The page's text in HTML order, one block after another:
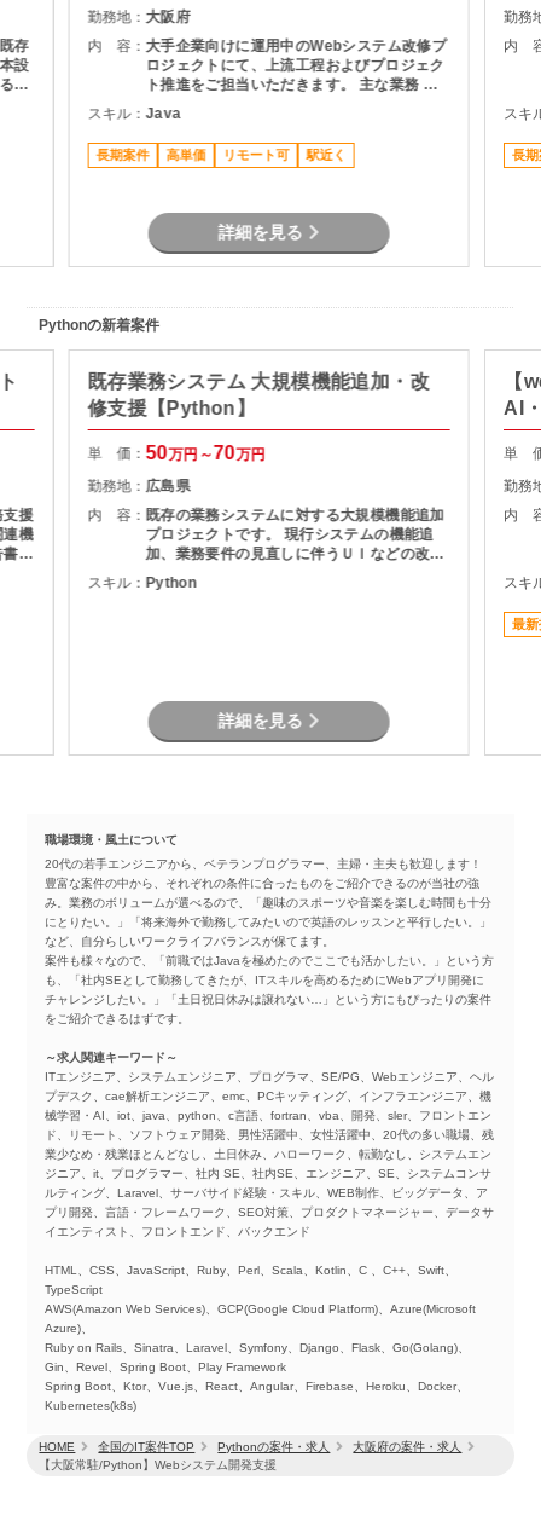
HOME 全国のIT案件TOP Pythonの案件・求人
大阪府の案件・求人
【大阪常駐/Python】Webシステム開発支援
存
設
予
勤務地： 大阪府
内 容： 大手企業向けに運用中のWebシステム改修プ
ロジェクトにて、上流工程およびプロジェク
ト推進をご担当いただきます。 主な業務 ・
利用部門との要件整理・ヒアリング ・現行シ
ステムの仕様調査・影響分析 ・基本設計書の
作成 ・開発工数の算出および提案資料作成
・スケジュール管理・課題管理 ・関係者との
スキル：Java
長期案件 高単価 リモート可 駅近く
詳細を見る
勤務
内
スキ
長期
Pythonの新着案件
支援
連機
作
既存業務システム 大規模機能追加・改
修支援【Python】
単 価：50万円～70万円
勤務地： 広島県
内 容： 既存の業務システムに対する大規模機能追加
プロジェクトです。 現行システムの機能追
加、業務要件の見直しに伴うＵＩなどの改修
を担当頂きます。
スキル： Python
詳細を見る
【
AI
単
勤務
内
スキ
最新
職場環境・風土について
20代の若手エンジニアから、ベテランプログラマー、主婦・主夫も歓迎します！
豊富な案件の中から、それぞれの条件に合ったものをご紹介できるのが当社の強
み。業務のボリュームが選べるので、「趣味のスポーツや音楽を楽しむ時間も十分
にとりたい。」「将来海外で勤務してみたいので英語のレッスンと平行したい。」
など、自分らしいワークライフバランスが保てます。
案件も様々なので、「前職ではJavaを極めたのでここでも活かしたい。」という方
も、「社内SEとして勤務してきたが、ITスキルを高めるためにWebアプリ開発に
チャレンジしたい。」「土日祝日休みは譲れない…」という方にもぴったりの案件
をご紹介できるはずです。
～求人関連キーワード～
ITエンジニア、システムエンジニア、プログラマ、SE/PG、Webエンジニア、ヘル
プデスク、cae解析エンジニア、emc、PCキッティング、インフラエンジニア、機
械学習・AI、iot、java、python、c言語、fortran、vba、開発、sler、フロントエン
ド、リモート、ソフトウェア開発、男性活躍中、女性活躍中、20代の多い職場、残
業少なめ・残業ほとんどなし、土日休み、ハローワーク、転勤なし、システムエン
ジニア、it、プログラマー、社内 SE、社内SE、エンジニア、SE、システムコンサ
ルティング、Laravel、サーバサイド経験・スキル、WEB制作、ビッグデータ、ア
プリ開発、言語・フレームワーク、SEO対策、プロダクトマネージャー、データサ
イエンティスト、フロントエンド、バックエンド
HTML、CSS、JavaScript、Ruby、Perl、Scala、Kotlin、C 、C++、Swift、
TypeScript
AWS(Amazon Web Services)、GCP(Google Cloud Platform)、Azure(Microsoft
Azure)、
Ruby on Rails、Sinatra、Laravel、Symfony、Django、Flask、Go(Golang)、
Gin、Revel、Spring Boot、Play Framework
Spring Boot、Ktor、Vue.js、React、Angular、Firebase、Heroku、Docker、
Kubernetes(k8s)